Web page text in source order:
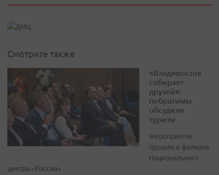
Смотрите также
«Владивосток
собирает
друзей»:
побратимы
обсудили
туризм
Мероприятие
прошло в филиале
Национального
центра «Россия»